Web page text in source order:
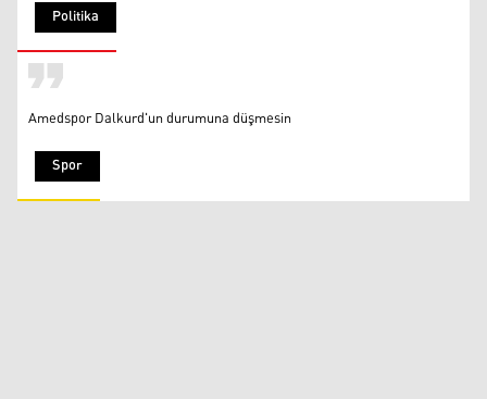
Politika
Spor
Amedspor Dalkurd'un durumuna düşmesin